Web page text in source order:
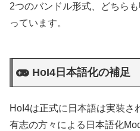
2つのバンドル形式、どちら
っています。
HoI4日本語化の補足
HoI4は正式に日本語は実装さ
有志の方々による日本語化